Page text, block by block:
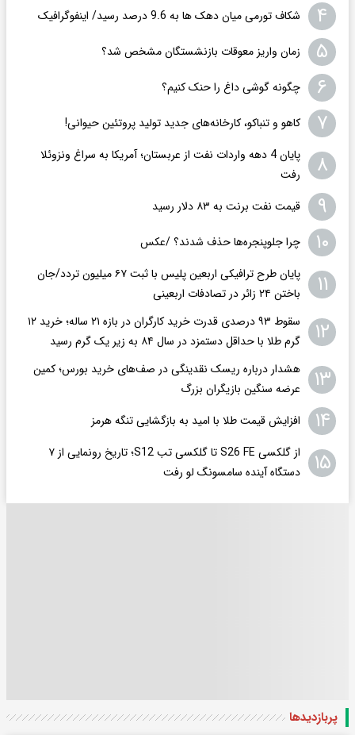
۴ شکاف تورمی میان دهک ها به 9.6 درصد رسید/ اینفوگرافیک
۵ زمان واریز معوقات بازنشستگان مشخص شد؟
۶ چگونه گوشی داغ را حنک کنیم؟
۷ کاهو و تنباکو، کارخانه‌های جدید تولید پروتئین حیوانی!
۸
پایان 4 دهه واردات نفت از عربستان؛ آمریکا به سراغ ونزوئلا
رفت
۹ قیمت نفت برنت به ۸۳ دلار رسید
۱۰ چرا جلوپنجره‌ها حذف شدند؟ /عکس
۱۱
پایان طرح ترافیکی اربعین پلیس با ثبت ۶۷ میلیون تردد/جان
باختن ۲۴ زائر در تصادفات اربعینی
۱۲
سقوط ۹۳ درصدی قدرت خرید کارگران در بازه ۲۱ ساله؛ خرید ۱۲
گرم طلا با حداقل دستمزد در سال ۸۴ به زیر یک گرم رسید
۱۳
هشدار درباره ریسک نقدینگی در صف‌های خرید بورس؛ کمین
عرضه سنگین بازیگران بزرگ
۱۴ افزایش قیمت طلا با امید به بازگشایی تنگه هرمز
۱۵
از گلکسی S26 FE تا گلکسی تب S12؛ تاریخ رونمایی از ۷
دستگاه آینده سامسونگ لو رفت
پربازدید‌ها